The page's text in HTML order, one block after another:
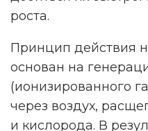
роста.
Принцип действия
основан на
(ионизированного
через воздух,
и кислорода. В